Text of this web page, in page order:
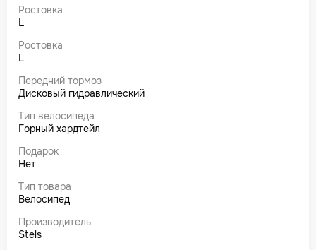
Ростовка
L
Ростовка
L
Передний тормоз
Дисковый гидравлический
Тип велосипеда
Горный хардтейл
Подарок
Нет
Тип товара
Велосипед
Производитель
Stels